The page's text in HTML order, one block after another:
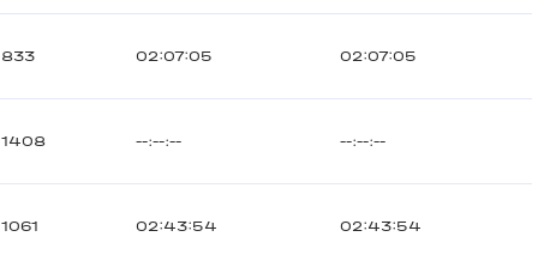
833 02:07:05 02:07:05
1408 --:--:-- --:--:--
1061 02:43:54 02:43:54